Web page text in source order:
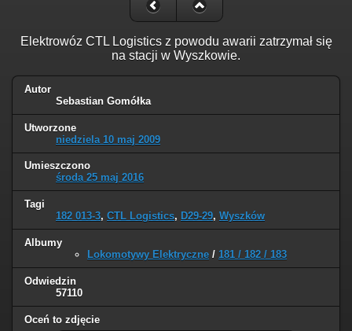
Elektrowóz CTL Logistics z powodu awarii zatrzymał się
na stacji w Wyszkowie.
Autor
Sebastian Gomółka
Utworzone
niedziela 10 maj 2009
Umieszczono
środa 25 maj 2016
Tagi
182 013-3, CTL Logistics, D29-29, Wyszków
Albumy
Lokomotywy Elektryczne / 181 / 182 / 183
Odwiedzin
57110
Oceń to zdjęcie